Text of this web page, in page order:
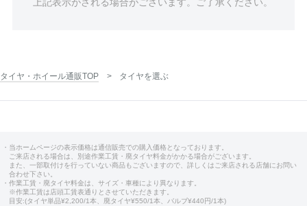
上記表示がされる場合がございます。ご了承ください。
タイヤ・ホイール通販TOP タイヤを選ぶ
・当ホームページの表示価格は通信販売での購入価格となっております。
ご来店される場合は、別途作業工賃・廃タイヤ料金がかかる場合がございます。
また、一部取付けを行っていない商品もございますので、詳しくはご来店される店舗にお問い
合わせ下さい。
・作業工賃・廃タイヤ料金は、サイズ・車種により異なります。
※作業工賃は店頭工賃表通りとさせていただきます。
目安:(タイヤ単品¥2,200/1本、廃タイヤ¥550/1本、バルブ¥440円/1本)